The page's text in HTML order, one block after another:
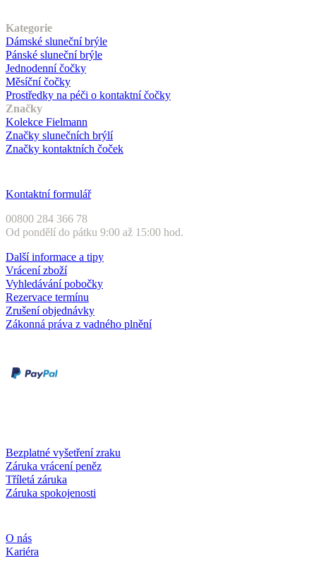
Kategorie
Dámské sluneční brýle
Pánské sluneční brýle
Jednodenní čočky
Měsíční čočky
Prostředky na péči o kontaktní čočky
Značky
Kolekce Fielmann
Značky slunečních brýlí
Značky kontaktních čoček
Kontaktní formulář
00800 284 366 78
Od pondělí do pátku 9:00 až 15:00 hod.
Další informace a tipy
Vrácení zboží
Vyhledávání pobočky
Rezervace termínu
Zrušení objednávky
Zákonná práva z vadného plnění
Bezplatné vyšetření zraku
Záruka vrácení peněz
Tříletá záruka
Záruka spokojenosti
O nás
Kariéra